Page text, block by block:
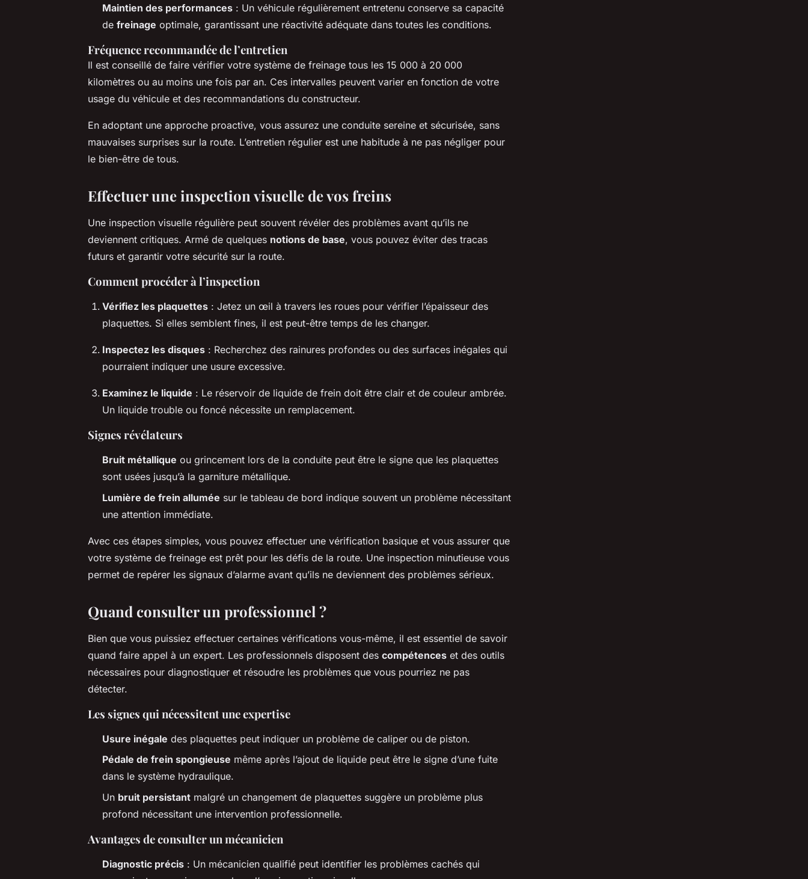
Maintien des performances : Un véhicule régulièrement entretenu conserve sa capacité
de freinage optimale, garantissant une réactivité adéquate dans toutes les conditions.
Fréquence recommandée de l’entretien
Il est conseillé de faire vérifier votre système de freinage tous les 15 000 à 20 000
kilomètres ou au moins une fois par an. Ces intervalles peuvent varier en fonction de votre
usage du véhicule et des recommandations du constructeur.
En adoptant une approche proactive, vous assurez une conduite sereine et sécurisée, sans
mauvaises surprises sur la route. L’entretien régulier est une habitude à ne pas négliger pour
le bien-être de tous.
Effectuer une inspection visuelle de vos freins
Une inspection visuelle régulière peut souvent révéler des problèmes avant qu’ils ne
deviennent critiques. Armé de quelques notions de base, vous pouvez éviter des tracas
futurs et garantir votre sécurité sur la route.
Comment procéder à l’inspection
Vérifiez les plaquettes : Jetez un œil à travers les roues pour vérifier l’épaisseur des
plaquettes. Si elles semblent fines, il est peut-être temps de les changer.
Inspectez les disques : Recherchez des rainures profondes ou des surfaces inégales qui
pourraient indiquer une usure excessive.
Examinez le liquide : Le réservoir de liquide de frein doit être clair et de couleur ambrée.
Un liquide trouble ou foncé nécessite un remplacement.
Signes révélateurs
Bruit métallique ou grincement lors de la conduite peut être le signe que les plaquettes
sont usées jusqu’à la garniture métallique.
Lumière de frein allumée sur le tableau de bord indique souvent un problème nécessitant
une attention immédiate.
Avec ces étapes simples, vous pouvez effectuer une vérification basique et vous assurer que
votre système de freinage est prêt pour les défis de la route. Une inspection minutieuse vous
permet de repérer les signaux d’alarme avant qu’ils ne deviennent des problèmes sérieux.
Quand consulter un professionnel ?
Bien que vous puissiez effectuer certaines vérifications vous-même, il est essentiel de savoir
quand faire appel à un expert. Les professionnels disposent des compétences et des outils
nécessaires pour diagnostiquer et résoudre les problèmes que vous pourriez ne pas
détecter.
Les signes qui nécessitent une expertise
Usure inégale des plaquettes peut indiquer un problème de caliper ou de piston.
Pédale de frein spongieuse même après l’ajout de liquide peut être le signe d’une fuite
dans le système hydraulique.
Un bruit persistant malgré un changement de plaquettes suggère un problème plus
profond nécessitant une intervention professionnelle.
Avantages de consulter un mécanicien
Diagnostic précis : Un mécanicien qualifié peut identifier les problèmes cachés qui